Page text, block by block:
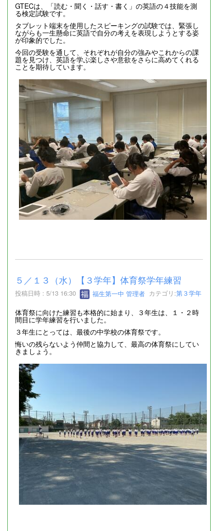
GTECは、「読む・聞く・話す・書く」の英語の４技能を測
る検定試験です。
タブレット端末を使用したスピーキングの試験では、緊張し
ながらも一生懸命に英語で自分の考えを表現しようとする姿
が印象的でした。
今回の受験を通して、それぞれが自分の強みやこれからの課
題を見つけ、英語を学ぶ楽しさや意欲をさらに高めてくれる
ことを期待しています。
５／１３（水）【３学年】体育祭学年練習
投稿日時 : 5/13 16:30 福生第一中 管理者 カテゴリ:第３学年
体育祭に向けた練習も本格的に始まり、３年生は、１・２時
間目に学年練習を行いました。
３年生にとっては、最後の中学校の体育祭です。
悔いの残らないよう仲間と協力して、最高の体育祭にしてい
きましょう。